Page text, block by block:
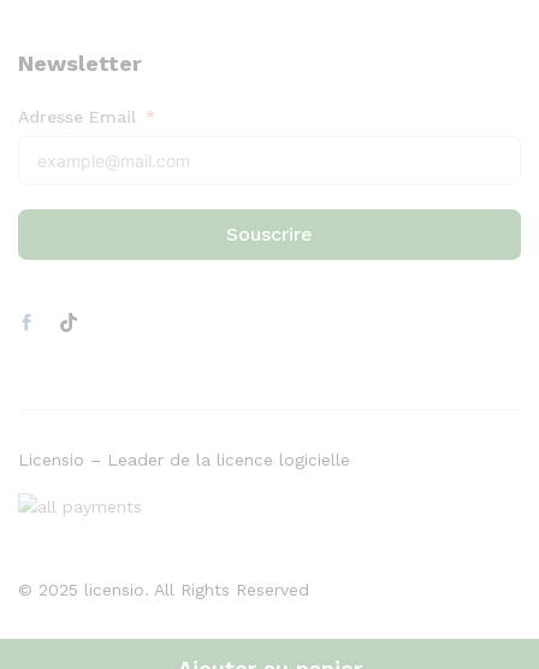
Newsletter
Adresse Email
Souscrire
© 2025 licensio. All Rights Reserved
Licensio – Leader de la licence logicielle